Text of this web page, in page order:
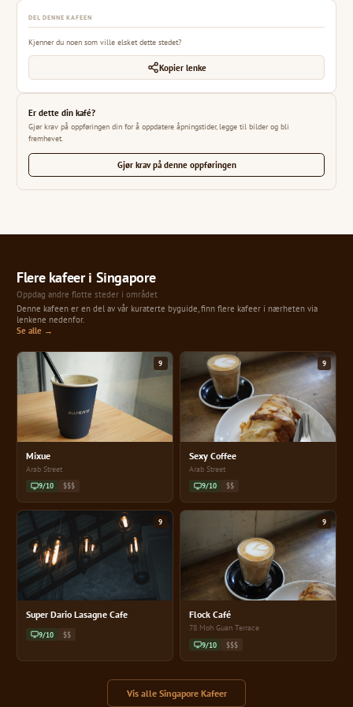
DEL DENNE KAFEEN
Kjenner du noen som ville elsket dette stedet?
Kopier lenke
Er dette din kafé?
Gjør krav på oppføringen din for å oppdatere åpningstider, legge til bilder og bli
fremhevet.
Gjør krav på denne oppføringen
Flere kafeer i Singapore
Oppdag andre flotte steder i området
Denne kafeen er en del av vår kuraterte byguide, finn flere kafeer i nærheten via
lenkene nedenfor.
Se alle →
9
Mixue
Arab Street
9/10 $$$
9
Sexy Coffee
Arab Street
9/10 $$
9
Super Dario Lasagne Cafe
9/10 $$
9
Flock Café
78 Moh Guan Terrace
9/10 $$$
Vis alle Singapore Kafeer